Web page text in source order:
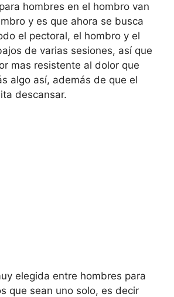
hombres en el hombro van
y es que ahora se busca
el pectoral, el hombro y el
de varias sesiones, así que
mas resistente al dolor que
algo así, además de que el
descansar.
elegida entre hombres para
que sean uno solo, es decir